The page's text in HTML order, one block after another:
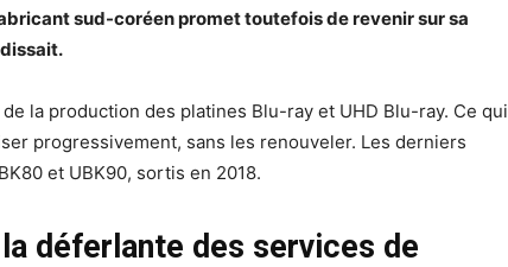
sud-coréen promet toutefois de revenir sur sa
la production des platines Blu-ray et UHD Blu-ray. Ce qui
progressivement, sans les renouveler. Les derniers
et UBK90, sortis en 2018.
déferlante des services de